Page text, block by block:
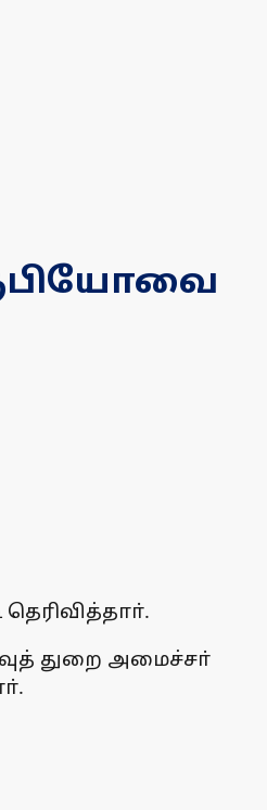
துறை அமைச்சா்